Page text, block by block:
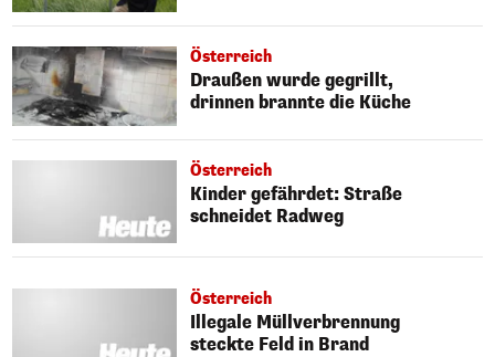
Österreich
Draußen wurde gegrillt,
drinnen brannte die Küche
Österreich
Kinder gefährdet: Straße
schneidet Radweg
Österreich
Illegale Müllverbrennung
steckte Feld in Brand